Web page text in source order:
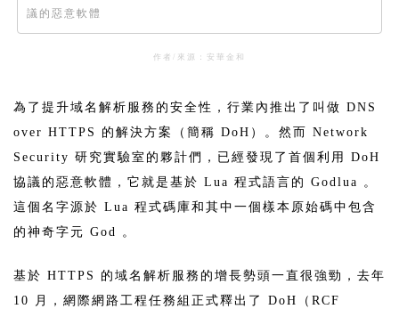
議的惡意軟體
作者/來源：安華金和
為了提升域名解析服務的安全性，行業內推出了叫做 DNS
over HTTPS 的解決方案（簡稱 DoH）。然而 Network
Security 研究實驗室的夥計們，已經發現了首個利用 DoH
協議的惡意軟體，它就是基於 Lua 程式語言的 Godlua 。
這個名字源於 Lua 程式碼庫和其中一個樣本原始碼中包含
的神奇字元 God 。
基於 HTTPS 的域名解析服務的增長勢頭一直很強勁，去年
10 月，網際網路工程任務組正式釋出了 DoH（RCF